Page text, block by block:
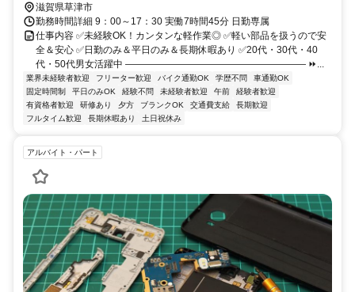
滋賀県草津市
勤務時間詳細 9：00～17：30 実働7時間45分 日勤専属
仕事内容 ✅未経験OK！カンタンな軽作業◎ ✅軽い部品を扱うので安
全＆安心 ✅日勤のみ＆平日のみ＆長期休暇あり ✅20代・30代・40
代・50代男女活躍中 ――――――――――――――――――― ⏩...
業界未経験者歓迎 フリーター歓迎 バイク通勤OK 学歴不問
車通勤OK
固定時間制
平日のみOK 経験不問 未経験者歓迎 午前
経験者歓迎
有資格者歓迎
研修あり 夕方 ブランクOK 交通費支給
長期歓迎
フルタイム歓迎
長期休暇あり 土日祝休み
アルバイト・パート